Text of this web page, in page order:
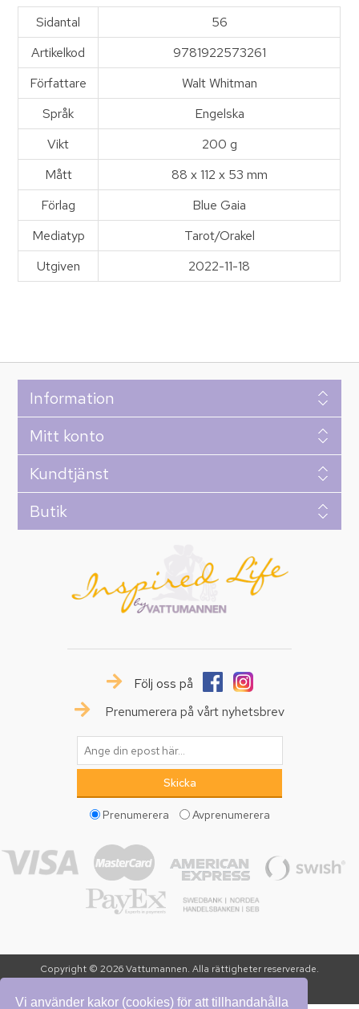
Vi använder kakor (cookies) för att tillhandahålla
Sidantal
56
Artikelkod
9781922573261
Författare
Walt Whitman
Språk
Engelska
Vikt
200 g
Mått
88 x 112 x 53 mm
Förlag
Blue Gaia
Mediatyp
Tarot/Orakel
Utgiven
2022-11-18
Information
Mitt konto
Kundtjänst
Butik
Följ oss på
Prenumerera på vårt nyhetsbrev
Prenumerera Avprenumerera
Copyright © 2026 Vattumannen. Alla rättigheter reserverade.